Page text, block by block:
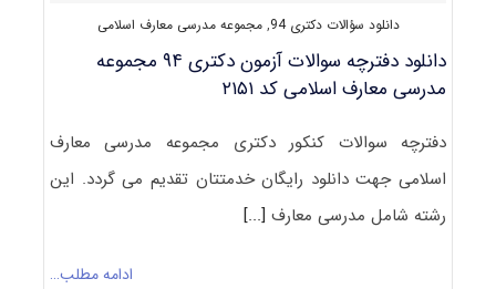
دانلود سؤالات دکتری 94 ,مجموعه مدرسی معارف اسلامی
دانلود دفترچه سوالات آزمون دکتری ۹۴ مجموعه
مدرسی معارف اسلامی کد ۲۱۵۱
دفترچه سوالات کنکور دکتری مجموعه مدرسی معارف
اسلامی جهت دانلود رایگان خدمتتان تقدیم می گردد. این
رشته شامل مدرسی معارف[...]
ادامه مطلب…